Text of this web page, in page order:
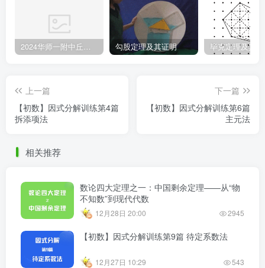
2024华师一附中丘班游园考试真题 勾股定理及其证明 毕克定理及其
上一篇
【初数】因式分解训练第4篇
拆添项法
下一篇
【初数】因式分解训练第6篇
主元法
相关推荐
数论四大定理之一：中国剩余定理——从“物
不知数”到现代代数
12月28日 20:00 2945
【初数】因式分解训练第9篇 待定系数法
12月27日 10:29 543